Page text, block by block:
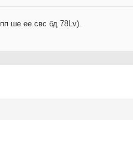
ше ее свс бд 78Lv).